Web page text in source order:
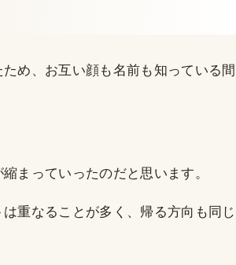
め、お互い顔も名前も知っている間
まっていったのだと思います。
重なることが多く、帰る方向も同じ